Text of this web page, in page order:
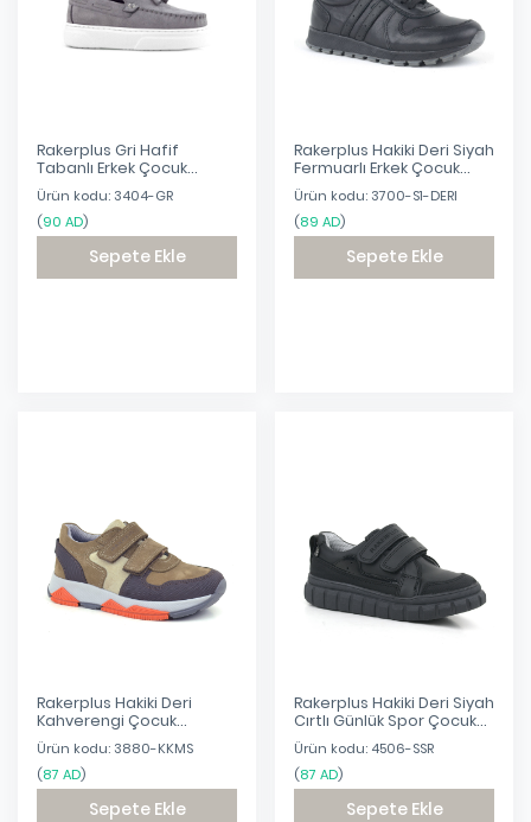
Rakerplus Gri Hafif
Tabanlı Erkek Çocuk
Makosen Ayakkabı
Ürün kodu: 3404-GR
(90 AD)
Sepete Ekle
Rakerplus Hakiki Deri Siyah
Fermuarlı Erkek Çocuk
Spor Okul Ayakkabı
Ürün kodu: 3700-S1-DERI
(89 AD)
Sepete Ekle
Rakerplus Hakiki Deri
Kahverengi Çocuk
Sneakers Spor Ayakkabı
Ürün kodu: 3880-KKMS
(87 AD)
Sepete Ekle
Rakerplus Hakiki Deri Siyah
Cırtlı Günlük Spor Çocuk
Okul Ayakkabı
Ürün kodu: 4506-SSR
(87 AD)
Sepete Ekle